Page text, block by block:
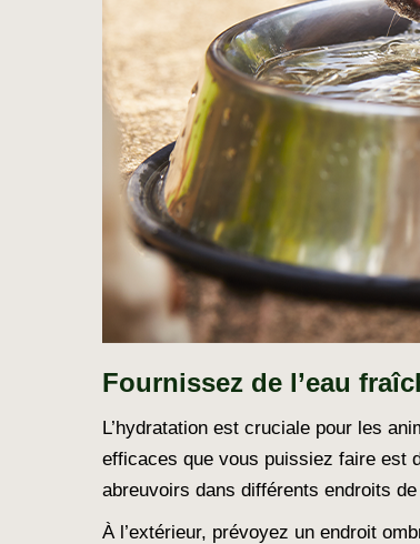
Fournissez de l’eau
L’hydratation est cruciale pour les
efficaces que vous puissiez faire est
abreuvoirs dans différents endroits
À l’extérieur, prévoyez un endroit